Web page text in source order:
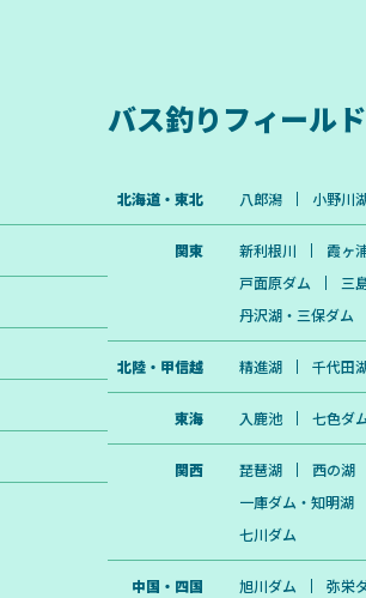
バス釣りフィール
北海道・東北 八郎潟 小野川
関東 新利根川 霞ヶ
戸面原ダム
三
丹沢湖・三保ダム
北陸・甲信越 精進湖 千代田
東海 入鹿池 七色ダ
関西 琵琶湖 西の湖
一庫ダム・知明湖
七川ダム
中国・四国 旭川ダム 弥栄